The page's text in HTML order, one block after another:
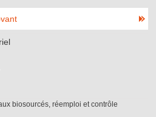
biosourcés, réemploi et contrôle